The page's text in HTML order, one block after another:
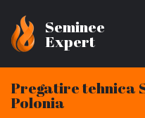
Seminee
Expert
Pregatire tehnica
Polonia